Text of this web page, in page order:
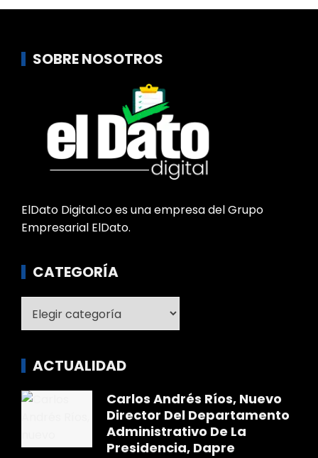
SOBRE NOSOTROS
ElDato Digital.co es una empresa del Grupo
Empresarial ElDato.
CATEGORÍA
ACTUALIDAD
Carlos Andrés Ríos, Nuevo
Director Del Departamento
Administrativo De La
Presidencia, Dapre